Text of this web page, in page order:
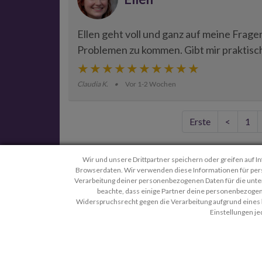
Ellen geht voll und ganz auf meine
Problemen zu kommen. Gibt mir
Claudia K. Vor 1-2 Wochen
Erste < 1
Navigation
Über uns
Wir und unsere Drittpartner speichern oder greifen auf
Browserdaten. Wir verwenden diese Informationen für
Verarbeitung deiner personenbezogenen Daten für die
beachte, dass einige Partner deine
Widerspruchsrecht gegen die Verarbeitung aufgrund
Einstellungen